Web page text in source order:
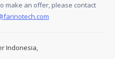
make an offer, please contact
Indonesia,